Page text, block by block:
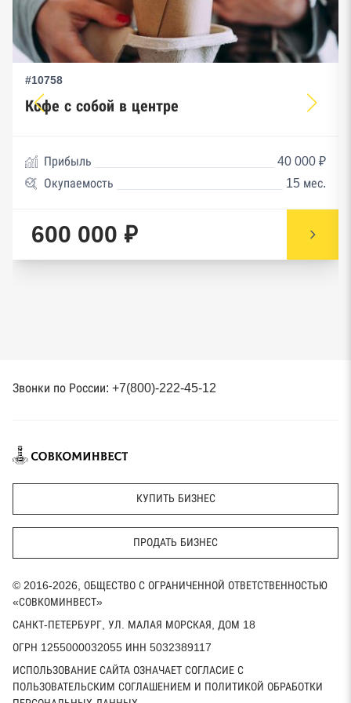
#10758
Кофе с собой в центре
Прибыль
40 000 ₽
Окупаемость
15 мес.
600 000 ₽
Звонки по России: +7(800)-222-45-12
КУПИТЬ БИЗНЕС
ПРОДАТЬ БИЗНЕС
© 2016-2026, ОБЩЕСТВО С ОГРАНИЧЕННОЙ ОТВЕТСТВЕННОСТЬЮ
«СОВКОМИНВЕСТ»
САНКТ-ПЕТЕРБУРГ, УЛ. МАЛАЯ МОРСКАЯ, ДОМ 18
ОГРН 1255000032055 ИНН 5032389117
ИСПОЛЬЗОВАНИЕ САЙТА ОЗНАЧАЕТ СОГЛАСИЕ С
ПОЛЬЗОВАТЕЛЬСКИМ СОГЛАШЕНИЕМ И ПОЛИТИКОЙ ОБРАБОТКИ